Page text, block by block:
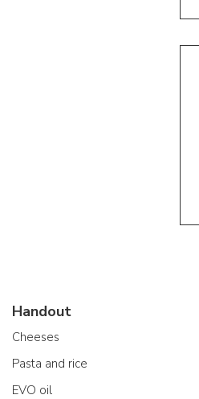
Handout
Cheeses
Pasta and rice
EVO oil